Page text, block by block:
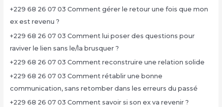
+229 68 26 07 03 Comment gérer le retour une fois que mon
ex est revenu ?
+229 68 26 07 03 Comment lui poser des questions pour
raviver le lien sans le/la brusquer ?
+229 68 26 07 03 Comment reconstruire une relation solide
+229 68 26 07 03 Comment rétablir une bonne
communication, sans retomber dans les erreurs du passé
+229 68 26 07 03 Comment savoir si son ex va revenir ?